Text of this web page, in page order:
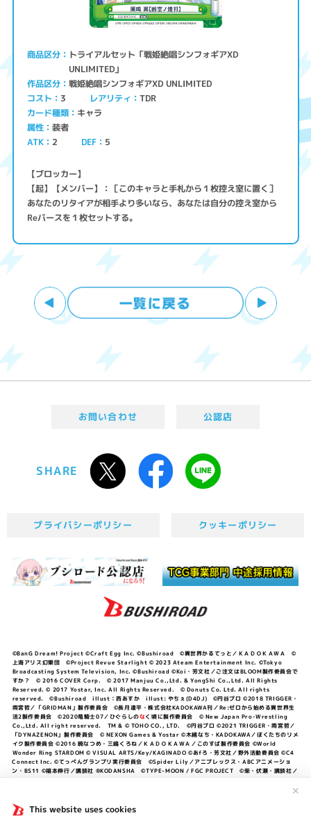
This website uses cookies
✕
商品区分 トライアルセット「戦姫絶唱シンフォギアXD
UNLIMITED」
作品区分 戦姫絶唱シンフォギアXD UNLIMITED
コスト 3 レアリティ TDR
カード種類 キャラ
属性 装者
ATK 2 DEF 5
【ブロッカー】
【起】【メンバー】：［このキャラと手札から１枚控え室に置く］
あなたのリタイアが相手より多いなら、あなたは自分の控え室から
Reバースを１枚セットする。
お問い合わせ 公認店
SHARE
プライバシーポリシー クッキーポリシー
©BanG Dream! Project ©Craft Egg Inc. ©Bushiroad ©異世界かるてっと／ＫＡＤＯＫＡＷＡ ©
上海アリス幻樂団 ©Project Revue Starlight © 2023 Ateam Entertainment Inc. ©Tokyo
Broadcasting System Television, Inc. ©Bushiroad ©Koi・芳文社／ご注文はBLOOM製作委員会で
すか？ © 2016 COVER Corp. © 2017 Manjuu Co.,Ltd. & YongShi Co.,Ltd. All Rights
Reserved. © 2017 Yostar, Inc. All Rights Reserved. © Donuts Co. Ltd. All rights
reserved. ©Bushiroad illust：西あすか illust: やちぇ(D4DJ) ©円谷プロ ©2018 TRIGGER・
雨宮哲／「GRIDMAN」製作委員会 ©長月達平・株式会社KADOKAWA刊／Re:ゼロから始める異世界生
活2製作委員会 ©2020竜騎士07／ひぐらしのなく頃に製作委員会 © New Japan Pro-Wrestling
Co.,Ltd. All right reserved. TM & © TOHO CO., LTD. ©円谷プロ ©2021 TRIGGER・雨宮哲／
「DYNAZENON」製作委員会 © NEXON Games & Yostar ©木緒なち・KADOKAWA／ぼくたちのリメ
イク製作委員会 ©2016 暁なつめ・三嶋くろね／ＫＡＤＯＫＡＷＡ／このすば製作委員会 ©World
Wonder Ring STARDOM © VISUAL ARTS/Key/KAGINADO ©あfろ・芳文社／野外活動委員会 ©C4
Connect Inc. ©てっぺんグランプリ実行委員会 ©Spider Lily／アニプレックス・ABCアニメーショ
ン・BS11 ©福本伸行／講談社 ®KODANSHA ©TYPE-MOON / FGC PROJECT ©柴・伏瀬・講談社／
©中村力斗・野澤ゆき子／集英社・君のことが大大大大大好きな製作委員会 ©IIS-P／ぽんのみち製作委
員会 ©円谷プロ ©2023 TRIGGER・雨宮哲／「劇場版グリッドマンユニバース」製作委員会 © NEXON